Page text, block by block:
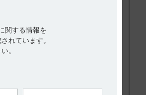
関する情報を
れています。
。
及び電解質検査を行ってください。
／min, 6例）の腎機能障害を有する
のそれぞれ1.00倍、0.608倍及び0.871